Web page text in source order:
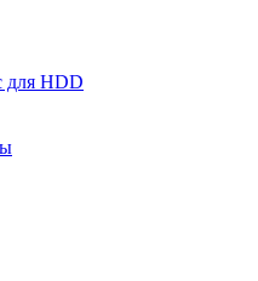
для HDD